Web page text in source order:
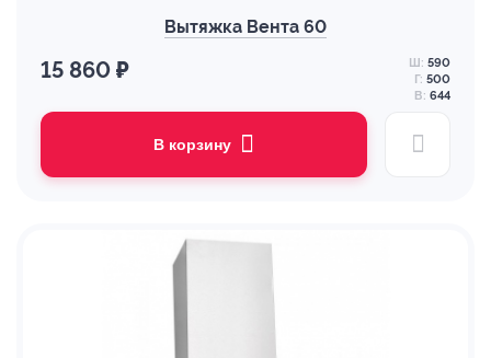
Вытяжка Вента 60
15 860 ₽ Ш: 590
Г: 500
В: 644
В корзину